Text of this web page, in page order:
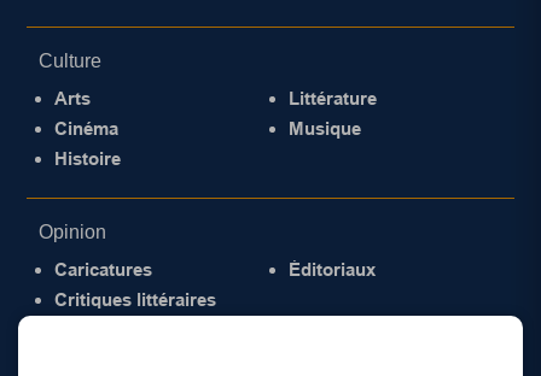
Culture
Arts
Cinéma
Histoire
Littérature
Musique
Opinion
Caricatures
Critiques littéraires
Éditoriaux